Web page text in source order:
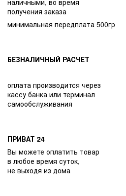
получения заказа
минимальная передплата 500гр
БЕЗНАЛИЧНЫЙ РАСЧЕТ
оплата производится через
кассу банка или терминал
самообслуживания
ПРИВАТ 24
Вы можете оплатить товар
в любое время суток,
не выходя из дома